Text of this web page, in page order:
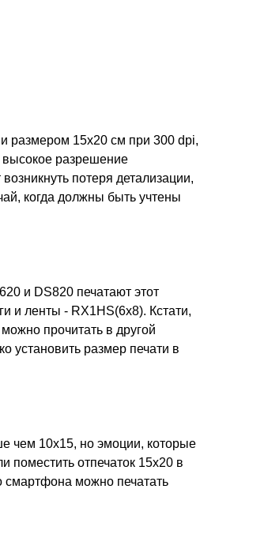
размером 15х20 см при 300 dpi,
высокое разрешение
потеря детализации,
когда должны быть учтены
и DS820 печатают этот
и ленты - RX1HS(6x8). Кстати,
прочитать в другой
установить размер печати в
чем 10х15, но эмоции, которые
поместить отпечаток 15х20 в
смартфона можно печатать